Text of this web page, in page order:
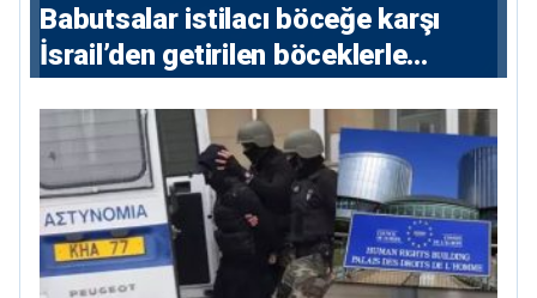
Babutsalar istilacı böceğe karşı
İsrail’den getirilen böceklerle